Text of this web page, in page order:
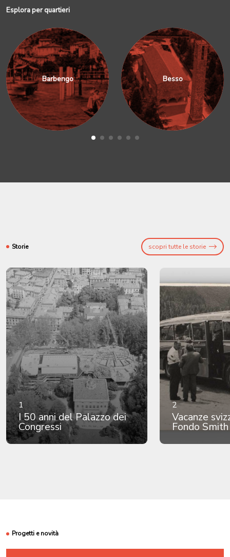
Esplora per quartieri
Barbengo Besso
Storie scopri tutte le storie
1
I 50 anni del Palazzo dei
Congressi
2
Vacanze
Fondo Smith
Progetti e novità